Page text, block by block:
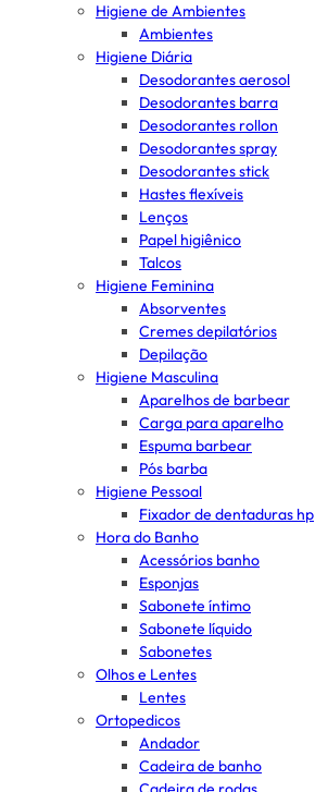
Higiene de Ambientes
Ambientes
Higiene Diária
Desodorantes aerosol
Desodorantes barra
Desodorantes rollon
Desodorantes spray
Desodorantes stick
Hastes flexíveis
Lenços
Papel higiênico
Talcos
Higiene Feminina
Absorventes
Cremes depilatórios
Depilação
Higiene Masculina
Aparelhos de barbear
Carga para aparelho
Espuma barbear
Pós barba
Higiene Pessoal
Fixador de dentaduras hp
Hora do Banho
Acessórios banho
Esponjas
Sabonete íntimo
Sabonete líquido
Sabonetes
Olhos e Lentes
Lentes
Ortopedicos
Andador
Cadeira de banho